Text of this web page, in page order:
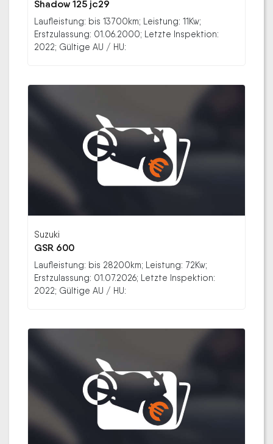
Shadow 125 jc29
Laufleistung: bis 13700km; Leistung: 11Kw;
Erstzulassung: 01.06.2000; Letzte Inspektion:
2022; Gültige AU / HU:
Suzuki
GSR 600
Laufleistung: bis 28200km; Leistung: 72Kw;
Erstzulassung: 01.07.2026; Letzte Inspektion:
2022; Gültige AU / HU: